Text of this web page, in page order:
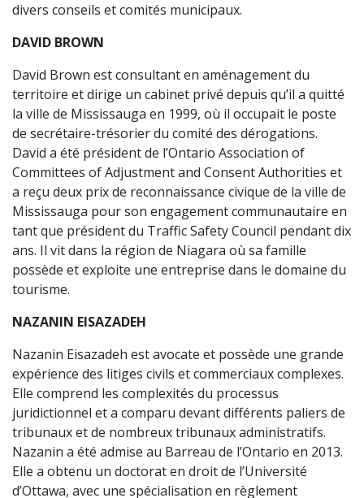
divers conseils et comités municipaux.
DAVID BROWN
David Brown est consultant en aménagement du
territoire et dirige un cabinet privé depuis qu’il a quitté
la ville de Mississauga en 1999, où il occupait le poste
de secrétaire-trésorier du comité des dérogations.
David a été président de l’Ontario Association of
Committees of Adjustment and Consent Authorities et
a reçu deux prix de reconnaissance civique de la ville de
Mississauga pour son engagement communautaire en
tant que président du Traffic Safety Council pendant dix
ans. Il vit dans la région de Niagara où sa famille
possède et exploite une entreprise dans le domaine du
tourisme.
NAZANIN EISAZADEH
Nazanin Eisazadeh est avocate et possède une grande
expérience des litiges civils et commerciaux complexes.
Elle comprend les complexités du processus
juridictionnel et a comparu devant différents paliers de
tribunaux et de nombreux tribunaux administratifs.
Nazanin a été admise au Barreau de l’Ontario en 2013.
Elle a obtenu un doctorat en droit de l’Université
d’Ottawa, avec une spécialisation en règlement